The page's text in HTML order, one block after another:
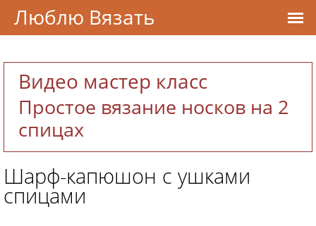
Видео мастер класс
Простое вязание носков на 2
спицах
Шарф-капюшон с ушками
спицами
Люблю Вязать